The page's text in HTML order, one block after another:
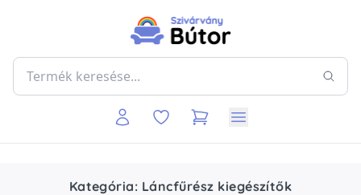
Kategória: Láncfűrész kiegészítők